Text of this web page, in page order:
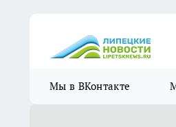
Мы в ВКонтакте